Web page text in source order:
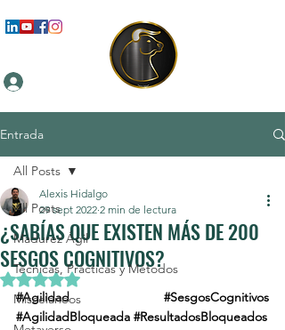
Entrada
All Posts
Madurez Ágil
Técnicas, Prácticas y Métodos
Misceláneos
All Posts
¿SABÍAS QUE EXISTEN MÁS DE 200
SESGOS COGNITIVOS?
Alexis Hidalgo
29 sept 2022 2 min de lectura
Obtuvo NaN de 5 estrellas.
#Agilidad
#SesgosCognitivos
#AgilidadBloqueada #ResultadosBloqueados